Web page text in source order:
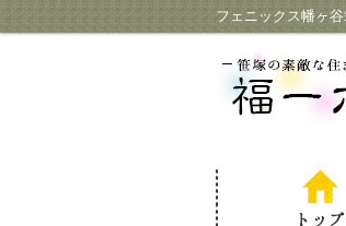
フェニックス幡ヶ